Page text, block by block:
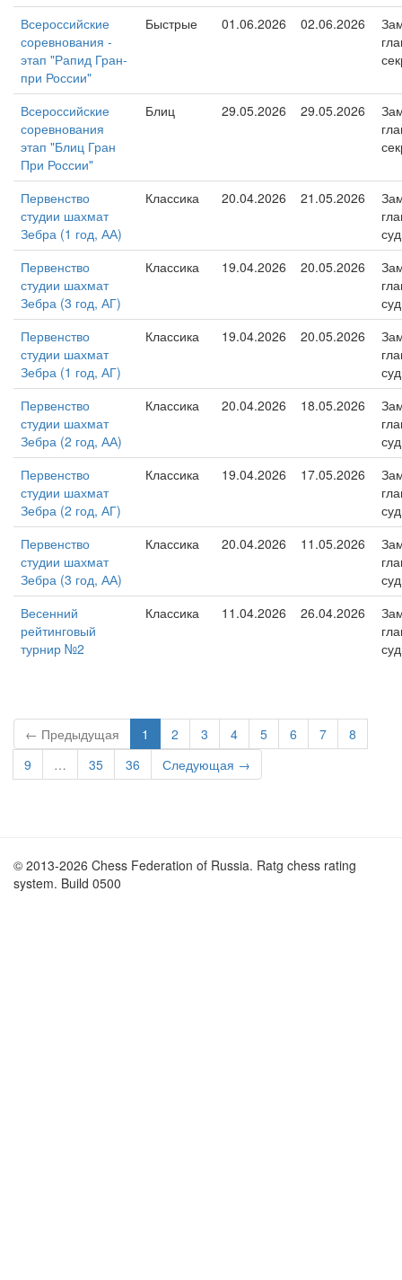
Всероссийские
соревнования -
этап "Рапид Гран-
при России"
Быстрые 01.06.2026 02.06.2026
Всероссийские
соревнования
этап "Блиц Гран
При России"
Блиц 29.05.2026 29.05.2026
Первенство
студии шахмат
Зебра (1 год, АА)
Классика 20.04.2026 21.05.2026
Первенство
студии шахмат
Зебра (3 год, АГ)
Классика 19.04.2026 20.05.2026
Первенство
студии шахмат
Зебра (1 год, АГ)
Классика 19.04.2026 20.05.2026
Первенство
студии шахмат
Зебра (2 год, АА)
Классика 20.04.2026 18.05.2026
Первенство
студии шахмат
Зебра (2 год, АГ)
Классика 19.04.2026 17.05.2026
Первенство
студии шахмат
Зебра (3 год, АА)
Классика 20.04.2026 11.05.2026
Весенний
рейтинговый
турнир №2
Классика 11.04.2026 26.04.2026
← Предыдущая 1 2 3 4 5 6 7
8
9
… 35 36 Следующая →
© 2013-2026 Chess Federation of Russia. Ratg chess rating
system. Build 0500